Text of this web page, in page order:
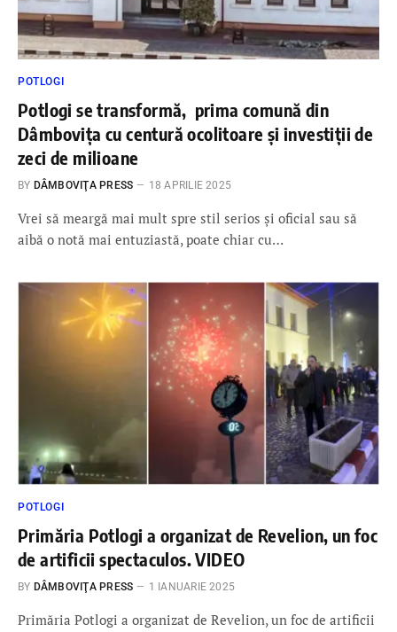
POTLOGI
Potlogi se transformă, prima comună din
Dâmbovița cu centură ocolitoare și investiții de
zeci de milioane
BY DÂMBOVIŢA PRESS 18 APRILIE 2025
Vrei să meargă mai mult spre stil serios și oficial sau să
aibă o notă mai entuziastă, poate chiar cu…
POTLOGI
Primăria Potlogi a organizat de Revelion, un foc
de artificii spectaculos. VIDEO
BY DÂMBOVIŢA PRESS 1 IANUARIE 2025
Primăria Potlogi a organizat de Revelion, un foc de artificii